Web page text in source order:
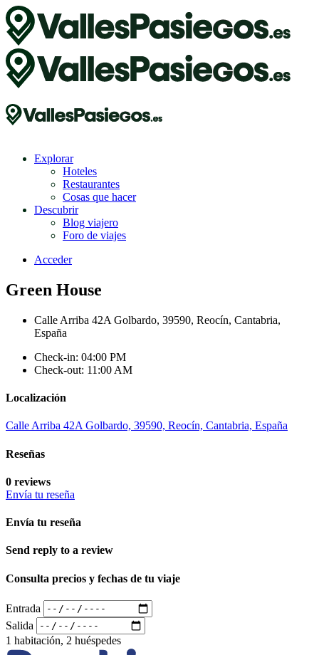
Explorar
Hoteles
Restaurantes
Cosas que hacer
Descubrir
Blog viajero
Foro de viajes
Acceder
Green House
Calle Arriba 42A Golbardo, 39590, Reocín, Cantabria,
España
Check-in: 04:00 PM
Check-out: 11:00 AM
Localización
Calle Arriba 42A Golbardo, 39590, Reocín, Cantabria, España
Reseñas
0 reviews
Envía tu reseña
Envía tu reseña
Send reply to a review
Consulta precios y fechas de tu viaje
Entrada
Salida
1 habitación, 2 huéspedes